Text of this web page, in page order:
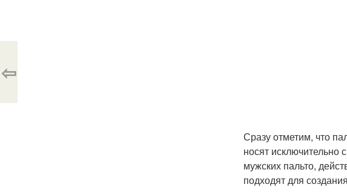
Сразу отметим, что
носят исключительно
мужских пальто,
подходят для
⇦